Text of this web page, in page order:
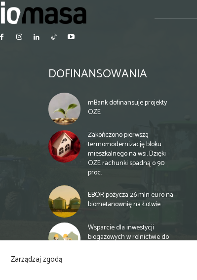
Zarządzaj zgodą
DOFINANSOWANIA
mBank dofinansuje projekty
OZE
Zakończono pierwszą
termomodernizację bloku
mieszkalnego na wsi. Dzięki
OZE rachunki spadną o 90
proc.
EBOR pożycza 26 mln euro na
biometanownię na Łotwie
Wsparcie dla inwestycji
biogazowych w rolnictwie do